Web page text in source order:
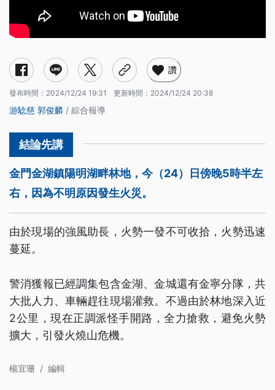
讚
發布時間： 2024/12/24 19:31 更新時間： 2024/12/24 20:38
游騐慈 郭俊麟 / 綜合報導
金門金湖鎮陽明湖畔林地，今（24）日傍晚5時半左
右，因為不明原因發生火災。
由於現場的強風助長，火勢一發不可收拾，火勢迅速
蔓延。
警消獲報已經調集包含金湖、金城還有金寧分隊，共
大批人力、車輛趕往現場灌救。不過由於林地深入近
2公里，現在正調派怪手開路，全力搶救，避免火勢
擴大，引發火燒山危機。
楊宜珊 / 編輯